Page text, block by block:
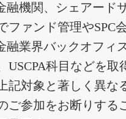
融機関、シェアード
ファンド管理やSPC
融業界バックオフィ
USCPA科目などを取
記対象と著しく異な
ご参加をお断りする